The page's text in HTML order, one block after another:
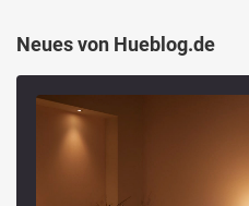
Neues von Hueblog.de